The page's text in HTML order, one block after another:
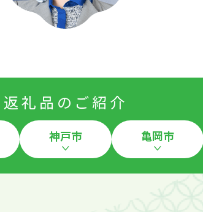
返礼品のご紹介
神戸市 亀岡市